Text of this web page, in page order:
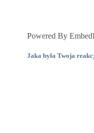
Powered By
Jaka była Twoja